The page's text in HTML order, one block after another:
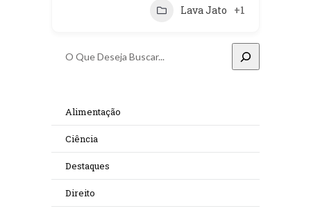
Lava Jato +1
Pesquisar
Alimentação
Ciência
Destaques
Direito